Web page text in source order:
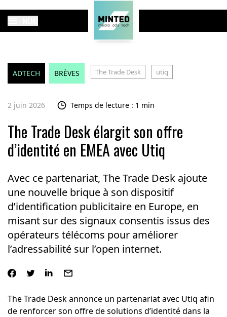
ADTECH BRÈVES The Trade Desk utiq
2 juin 2026 Temps de lecture : 1 min
The Trade Desk élargit son offre
d’identité en EMEA avec Utiq
Avec ce partenariat, The Trade Desk ajoute
une nouvelle brique à son dispositif
d’identification publicitaire en Europe, en
misant sur des signaux consentis issus des
opérateurs télécoms pour améliorer
l’adressabilité sur l’open internet.
The Trade Desk annonce un partenariat avec Utiq afin
de renforcer son offre de solutions d’identité dans la